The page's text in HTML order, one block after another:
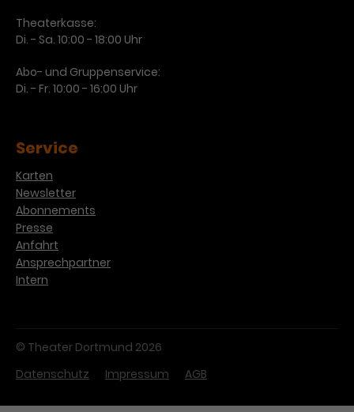
Theaterkasse:
Di. - Sa. 10:00 - 18:00 Uhr
Abo- und Gruppenservice:
Di. - Fr. 10:00 - 16:00 Uhr
Service
Karten
Newsletter
Abonnements
Presse
Anfahrt
Ansprechpartner
Intern
© Theater Dortmund 2026
Datenschutz
Impressum AGB